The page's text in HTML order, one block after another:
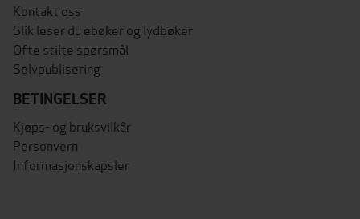
Kontakt oss
Slik leser du ebøker og lydbøker
Ofte stilte spørsmål
Selvpublisering
BETINGELSER
Kjøps- og bruksvilkår
Personvern
Informasjonskapsler